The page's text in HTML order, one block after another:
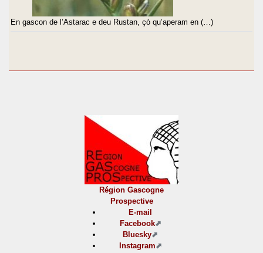
En gascon de l’Astarac e deu Rustan, çò qu’aperam en (…)
Région Gascogne
Prospective
E-mail
Facebook
Bluesky
Instagram